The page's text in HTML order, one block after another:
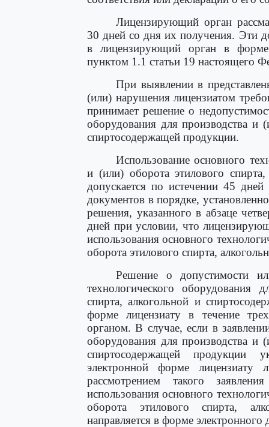
Лицензирующий орган
30 дней со дня их получения. Эти
в лицензирующий орган в форме
пунктом 1.1 статьи 19 настоящего
При выявлении в
(или) нарушения лицензиатом
принимает решение о
оборудования для производства и
спиртосодержащей продукции.
Использование основного
и (или) оборота этилового
допускается по истечении 45
документов в порядке,
решения, указанного в абзаце
дней при условии, что
использования основного
оборота этилового спирта,
Решение о допустимости
технологического оборудования
спирта, алкогольной и
форме лицензиату в течение
органом. В случае, если в
оборудования для производства и
спиртосодержащей продукции
электронной форме
рассмотрением такого
использования основного
оборота этилового спирта,
направляется в форме электронного